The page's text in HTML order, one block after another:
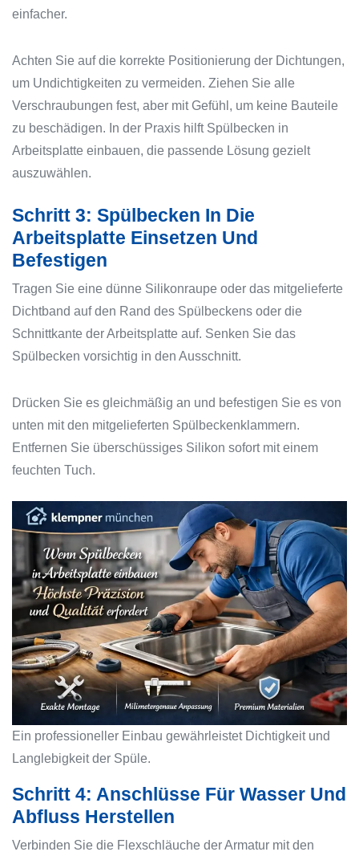
einfacher.
Achten Sie auf die korrekte Positionierung der Dichtungen,
um Undichtigkeiten zu vermeiden. Ziehen Sie alle
Verschraubungen fest, aber mit Gefühl, um keine Bauteile
zu beschädigen. In der Praxis hilft Spülbecken in
Arbeitsplatte einbauen, die passende Lösung gezielt
auszuwählen.
Schritt 3: Spülbecken In Die
Arbeitsplatte Einsetzen Und
Befestigen
Tragen Sie eine dünne Silikonraupe oder das mitgelieferte
Dichtband auf den Rand des Spülbeckens oder die
Schnittkante der Arbeitsplatte auf. Senken Sie das
Spülbecken vorsichtig in den Ausschnitt.
Drücken Sie es gleichmäßig an und befestigen Sie es von
unten mit den mitgelieferten Spülbeckenklammern.
Entfernen Sie überschüssiges Silikon sofort mit einem
feuchten Tuch.
Ein professioneller Einbau gewährleistet Dichtigkeit und
Langlebigkeit der Spüle.
Schritt 4: Anschlüsse Für Wasser Und
Abfluss Herstellen
Verbinden Sie die Flexschläuche der Armatur mit den